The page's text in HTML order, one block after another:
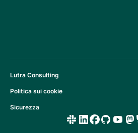
Lutra Consulting
Politica sui cookie
Sicurezza